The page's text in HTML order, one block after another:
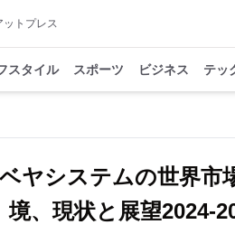
ットプレス
スタイル スポーツ ビジネス テッ
ヤシステムの世界市
境、現状と展望2024-